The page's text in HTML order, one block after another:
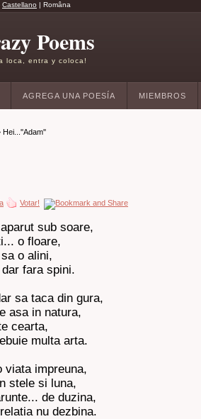
Castellano | Româna
Poems
loca, entra y coloca!
AGREGA UNA POESÍA MIEMBROS
Hei...''Adam''
Votar!
sub soare,
o floare,
o alini,
fara spini.
sa taca din gura,
asa in natura,
cearta,
multa arta.
viata impreuna,
stele si luna,
de duzina,
nu dezbina.